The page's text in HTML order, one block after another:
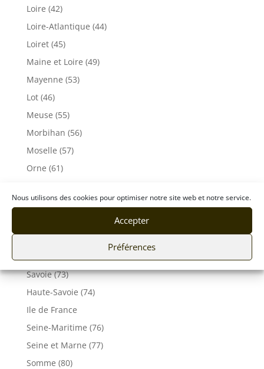
Nous utilisons des cookies pour optimiser notre site web et notre service.
Accepter
Préférences
Loire (42)
Loire-Atlantique (44)
Loiret (45)
Maine et Loire (49)
Mayenne (53)
Lot (46)
Meuse (55)
Morbihan (56)
Moselle (57)
Orne (61)
Puy De Dôme (63)
Pyrénées-Atlantiques (64)
Savoie (73)
Haute-Savoie (74)
Ile de France
Seine-Maritime (76)
Seine et Marne (77)
Somme (80)